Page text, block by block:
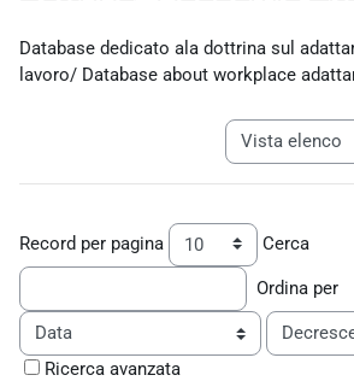
Database dedicato ala dottrina sul
lavoro/ Database about workplace
Navigazione
Record per pagina Cerca
Ordina per
Ordine
Ricerca avanzata